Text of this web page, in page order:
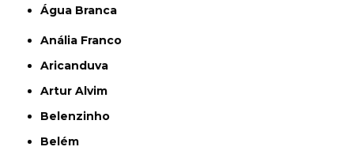
Água Branca
Anália Franco
Aricanduva
Artur Alvim
Belenzinho
Belém